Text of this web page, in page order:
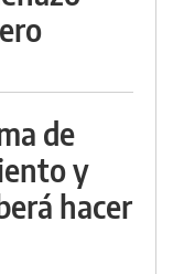
de
y
hacer